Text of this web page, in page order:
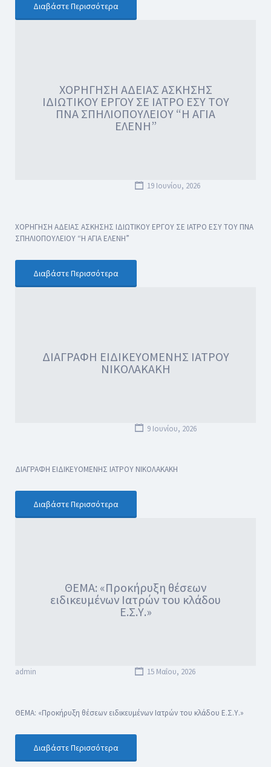
Διαβάστε Περισσότερα
ΧΟΡΗΓΗΣΗ ΑΔΕΙΑΣ ΑΣΚΗΣΗΣ
ΙΔΙΩΤΙΚΟΥ ΕΡΓΟΥ ΣΕ ΙΑΤΡΟ ΕΣΥ ΤΟΥ
ΠΝΑ ΣΠΗΛΙΟΠΟΥΛΕΙΟΥ “Η ΑΓΙΑ
ΕΛΕΝΗ”
19 Ιουνίου, 2026
ΧΟΡΗΓΗΣΗ ΑΔΕΙΑΣ ΑΣΚΗΣΗΣ ΙΔΙΩΤΙΚΟΥ ΕΡΓΟΥ ΣΕ ΙΑΤΡΟ ΕΣΥ ΤΟΥ ΠΝΑ
ΣΠΗΛΙΟΠΟΥΛΕΙΟΥ “Η ΑΓΙΑ ΕΛΕΝΗ”
Διαβάστε Περισσότερα
ΔΙΑΓΡΑΦΗ ΕΙΔΙΚΕΥΟΜΕΝΗΣ ΙΑΤΡΟΥ
ΝΙΚΟΛΑΚΑΚΗ
9 Ιουνίου, 2026
ΔΙΑΓΡΑΦΗ ΕΙΔΙΚΕΥΟΜΕΝΗΣ ΙΑΤΡΟΥ ΝΙΚΟΛΑΚΑΚΗ
Διαβάστε Περισσότερα
ΘΕΜΑ: «Προκήρυξη θέσεων
ειδικευμένων Ιατρών του κλάδου
Ε.Σ.Υ.»
admin 15 Μαΐου, 2026
ΘΕΜΑ: «Προκήρυξη θέσεων ειδικευμένων Ιατρών του κλάδου Ε.Σ.Υ.»
Διαβάστε Περισσότερα